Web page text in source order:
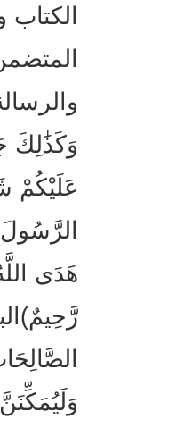
وَكَذَٰلِكَ
عَلَيْكُمْ
هَدَى